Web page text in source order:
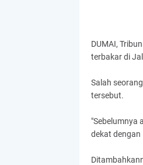
DUMAI,
terbakar di
Salah
tersebut.
"Sebelumnya
dekat dengan